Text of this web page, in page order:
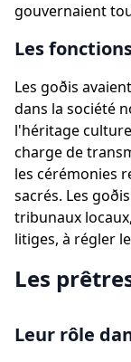
gouvernaient
Les
Les goðis
dans la société
l'héritage
charge de
les cérémonies
sacrés. Les
tribunaux
litiges, à régler
Les
Leur rôle